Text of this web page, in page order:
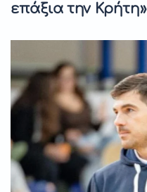
επάξια την Κρήτη»